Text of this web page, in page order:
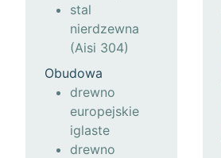
stal
nierdzewna
(Aisi 304)
Obudowa
drewno
europejskie
iglaste
drewno